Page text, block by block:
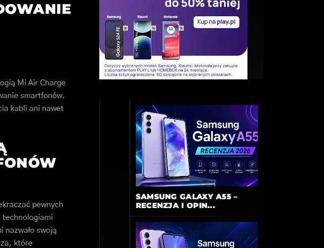
Mi Air Charge
smartfonów.
kabli ani nawet
pewnych
technologiami
nazwało swoją
które
SAMSUNG GALAXY A55 –
RECENZJA I OPIN...